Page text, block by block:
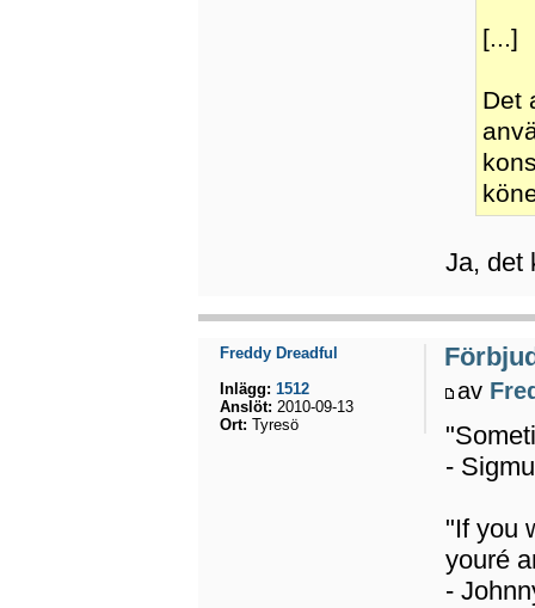
[...]
Det
Ja, det
av
-
"If you
youré
-
Freddy Dreadful
Inlägg: 1512
Anslöt: 2010-09-13
Ort: Tyresö